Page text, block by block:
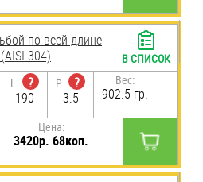
по всей длине
304)
L
?
190
P
?
3.5
Вес:
902.5 гр.
Цена:
3420р. 68коп.
В СПИСОК